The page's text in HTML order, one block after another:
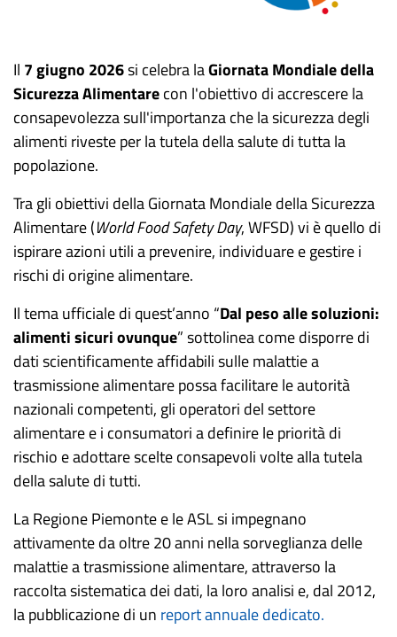
Il 7 giugno 2026si celebra laGiornata Mondiale della
Sicurezza Alimentarecon l'obiettivo di accrescere la
consapevolezza sull'importanza che la sicurezza degli
alimenti riveste per la tutela della salute di tutta la
popolazione.
Tra gli obiettivi della Giornata Mondiale della Sicurezza
Alimentare (World Food Safety Day, WFSD) vi è quello di
ispirare azioni utili a prevenire, individuare e gestire i
rischi di origine alimentare.
Il tema ufficiale di quest’anno “Dal peso alle soluzioni:
alimenti sicuri ovunque” sottolinea come disporre di
dati scientificamente affidabili sulle malattie a
trasmissione alimentare possa facilitare le autorità
nazionali competenti, gli operatori del settore
alimentare e i consumatori a definire le priorità di
rischio e adottare scelte consapevoli volte alla tutela
della salute di tutti.
La Regione Piemonte e le ASL si impegnano
attivamente da oltre 20 anni nella sorveglianza delle
malattie a trasmissione alimentare, attraverso la
raccolta sistematica dei dati, la loro analisi e, dal 2012,
la pubblicazione di un report annuale dedicato.